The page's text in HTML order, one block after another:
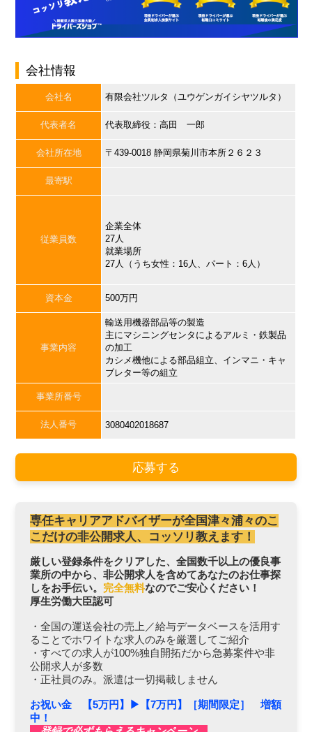
会社情報
会社名 有限会社ツルタ（ユウゲンガイシヤツルタ）
代表者名 代表取締役：高田 一郎
会社所在地 〒439-0018 静岡県菊川市本所２６２３
最寄駅
従業員数
企業全体
27人
就業場所
27人（うち女性：16人、パート：6人）
資本金 500万円
事業内容
輸送用機器部品等の製造
主にマシニングセンタによるアルミ・鉄製品
の加工
カシメ機他による部品組立、インマニ・キャ
ブレター等の組立
事業所番号
法人番号 3080402018687
応募する
専任キャリアアドバイザーが全国津々浦々のこ
こだけの非公開求人、コッソリ教えます！
厳しい登録条件をクリアした、全国数千以上の優良事
業所の中から、非公開求人を含めてあなたのお仕事探
しをお手伝い。 完全無料なのでご安心ください！
厚生労働大臣認可
・全国の運送会社の売上／給与データベースを活用す
ることでホワイトな求人のみを厳選してご紹介
・すべての求人が100%独自開拓だから急募案件や非
公開求人が多数
・正社員のみ。派遣は一切掲載しません
お祝い金 【5万円】▶︎【7万円】［期間限定］ 増額
中！